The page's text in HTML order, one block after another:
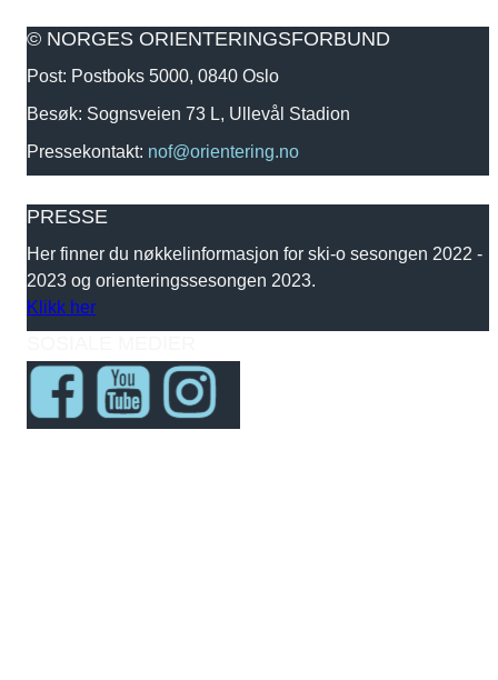
© NORGES ORIENTERINGSFORBUND
Post: Postboks 5000, 0840 Oslo
Besøk: Sognsveien 73 L, Ullevål Stadion
Pressekontakt: nof@orientering.no
PRESSE
Her finner du nøkkelinformasjon for ski-o sesongen 2022 -
2023 og orienteringssesongen 2023.
Klikk her